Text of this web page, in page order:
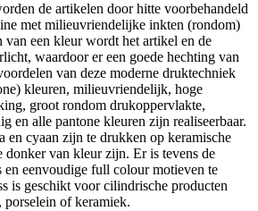
de artikelen door hitte voorbehandeld
met milieuvriendelijke inkten (rondom)
van een kleur wordt het artikel en de
waardoor er een goede hechting van
van deze moderne druktechniek
kleuren, milieuvriendelijk, hoge
groot rondom drukoppervlakte,
en alle pantone kleuren zijn realiseerbaar.
en cyaan zijn te drukken op keramische
donker van kleur zijn. Er is tevens de
en eenvoudige full colour motieven te
is geschikt voor cilindrische producten
porselein of keramiek.